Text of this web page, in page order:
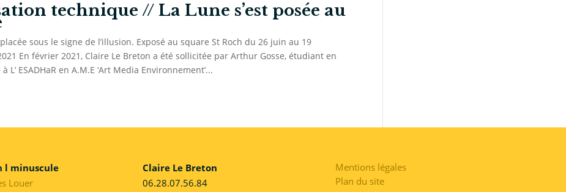
technique // La Lune s’est posée au
sous le signe de l’illusion. Exposé au square St Roch du 26 juin au 19
En février 2021, Claire Le Breton a été sollicitée par Arthur Gosse, étudiant en
L’ ESADHaR en A.M.E ‘Art Media Environnement’...
l minuscule
Louer
Claire Le Breton
06.28.07.56.84
Mentions légales
Plan du site